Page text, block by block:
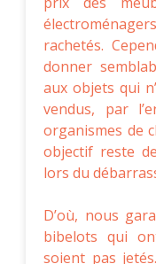
rachetés.
donner
aux objets qui
vendus, par
organismes de
objectif reste
lors du
D’où, nous
bibelots qui
soient pas